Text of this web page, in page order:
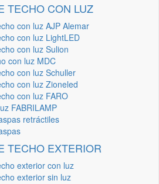
TECHO CON LUZ
con luz AJP Alemar
con luz LightLED
con luz Sulion
con luz MDC
con luz Schuller
con luz Zioneled
con luz FARO
FABRILAMP
retráctiles
TECHO EXTERIOR
exterior con luz
exterior sin luz